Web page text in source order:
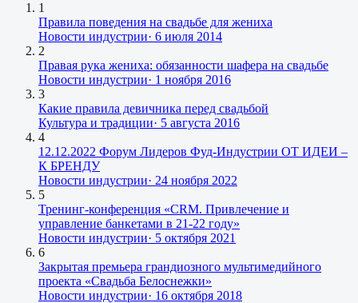
1
Правила поведения на свадьбе для жениха
Новости индустрии· 6 июля 2014
2
Правая рука жениха: обязанности шафера на свадьбе
Новости индустрии· 1 ноября 2016
3
Какие правила девичника перед свадьбой
Культура и традиции· 5 августа 2016
4
12.12.2022 Форум Лидеров Фуд-Индустрии ОТ ИДЕИ –
К БРЕНДУ
Новости индустрии· 24 ноября 2022
5
Тренинг-конференция «CRM. Привлечение и
управление банкетами в 21-22 году»
Новости индустрии· 5 октября 2021
6
Закрытая премьера грандиозного мультимедийного
проекта «Свадьба Белоснежки»
Новости индустрии· 16 октября 2018